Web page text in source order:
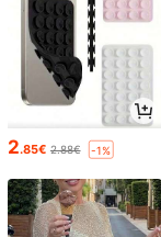
2.85€ 2.88€ -1%